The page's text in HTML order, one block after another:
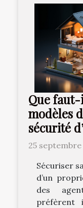
Que faut-
modèles
sécurité
25 septembre
Sécuriser
d’un
des
préfèrent